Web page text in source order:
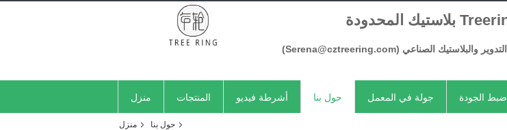
التدوير والبلاستيك الصناعي (Serena@cztreering.com)
منزل المنتجات أشرطة فيديو حول بنا جولة في المعمل ضبط الجودة
منزل حول بنا